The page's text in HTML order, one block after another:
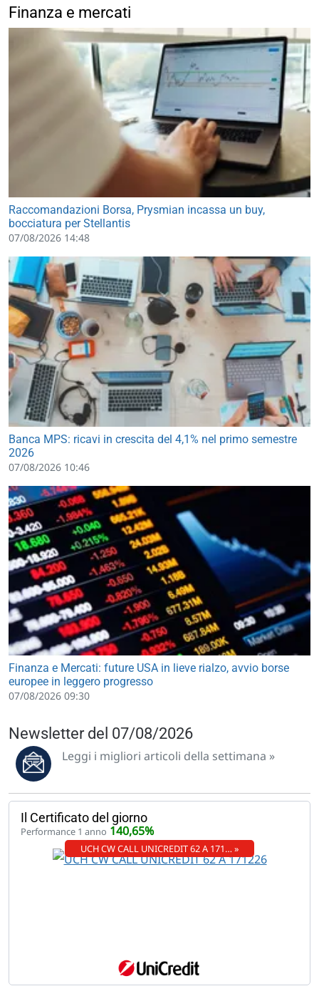
Finanza e mercati
Raccomandazioni Borsa, Prysmian incassa un buy,
bocciatura per Stellantis
07/08/2026 14:48
Banca MPS: ricavi in crescita del 4,1% nel primo semestre
2026
07/08/2026 10:46
Finanza e Mercati: future USA in lieve rialzo, avvio borse
europee in leggero progresso
07/08/2026 09:30
Newsletter del 07/08/2026
Leggi i migliori articoli della settimana »
Il Certificato del giorno
Performance 1 anno 140,65%
UCH CW CALL UNICREDIT 62 A 171… »